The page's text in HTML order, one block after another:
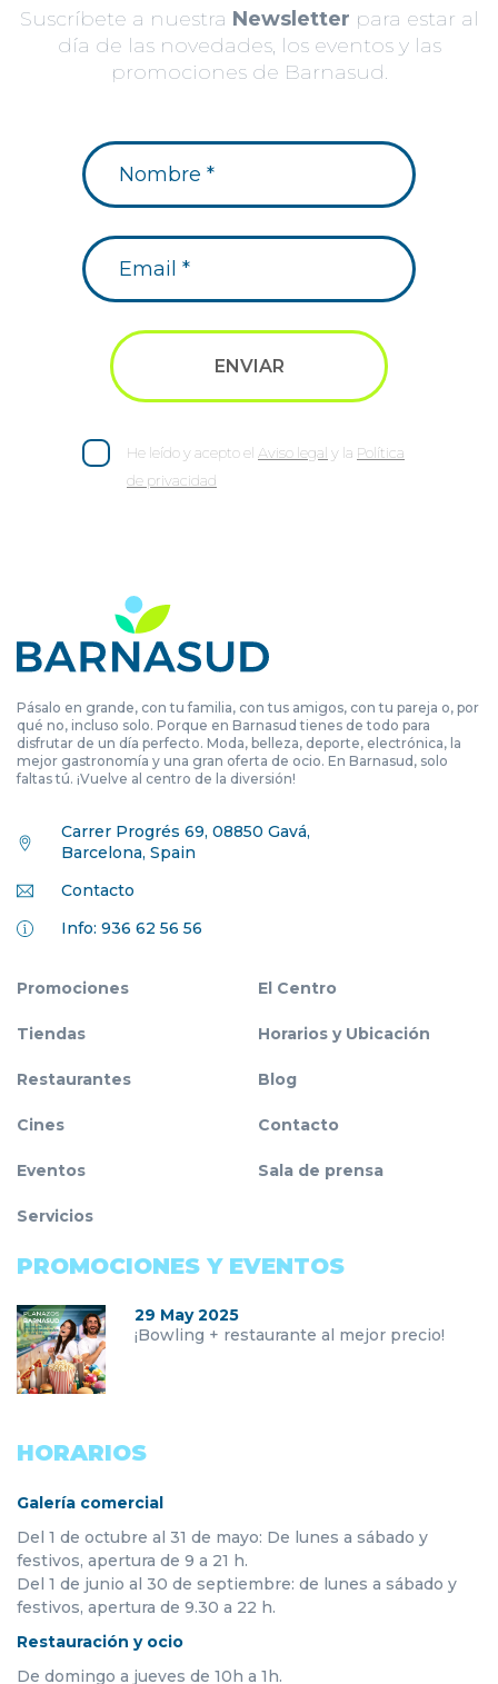
Suscríbete a nuestra Newsletter para estar al
día de las novedades, los eventos y las
promociones de Barnasud.
He leído y acepto el Aviso legal y la Política
de privacidad
Pásalo en grande, con tu familia, con tus amigos, con tu pareja o, por
qué no, incluso solo. Porque en Barnasud tienes de todo para
disfrutar de un día perfecto. Moda, belleza, deporte, electrónica, la
mejor gastronomía y una gran oferta de ocio. En Barnasud, solo
faltas tú. ¡Vuelve al centro de la diversión!
Carrer Progrés 69, 08850 Gavá,
Barcelona, Spain
Contacto
Info: 936 62 56 56
Promociones
Tiendas
Restaurantes
Cines
Eventos
Servicios
El Centro
Horarios y Ubicación
Blog
Contacto
Sala de prensa
PROMOCIONES Y EVENTOS
29 May 2025
¡Bowling + restaurante al mejor precio!
HORARIOS
Galería comercial
Del 1 de octubre al 31 de mayo: De lunes a sábado y
festivos, apertura de 9 a 21 h.
Del 1 de junio al 30 de septiembre: de lunes a sábado y
festivos, apertura de 9.30 a 22 h.
Restauración y ocio
De domingo a jueves de 10h a 1h.